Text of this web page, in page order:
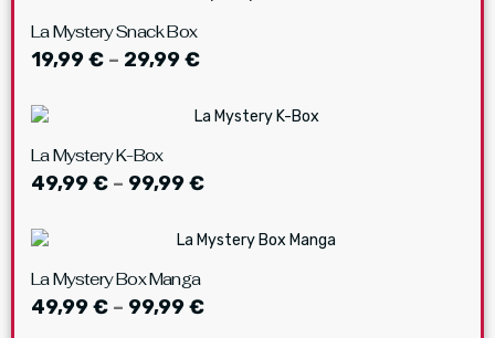
La Mystery Snack Box
19,99€ – 29,99€
La Mystery K-Box
49,99€ – 99,99€
La Mystery Box Manga
49,99€ – 99,99€